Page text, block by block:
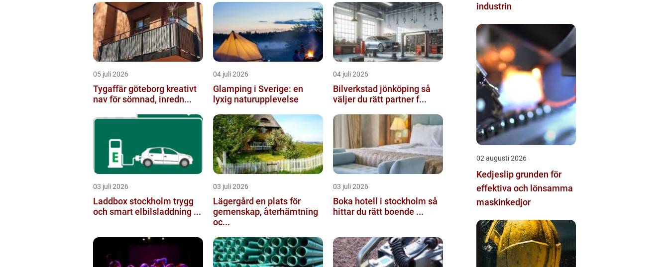
05 juli 2026
Tygaffär göteborg kreativt
nav för sömnad, inredn...
04 juli 2026
Glamping i Sverige: en
lyxig naturupplevelse
04 juli 2026
Bilverkstad jönköping så
väljer du rätt partner f...
03 juli 2026
Laddbox stockholm trygg
och smart elbilsladdning ...
03 juli 2026
Lägergård en plats för
gemenskap, återhämtning
oc...
03 juli 2026
Boka hotell i stockholm så
hittar du rätt boende ...
industrin
02 augusti 2026
Kedjeslip grunden för
effektiva och lönsamma
maskinkedjor